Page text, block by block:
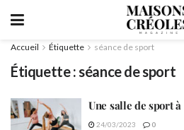
Accueil Étiquette séance de sport
Étiquette :séance de sport
Une salle de sport
24/03/2023 0